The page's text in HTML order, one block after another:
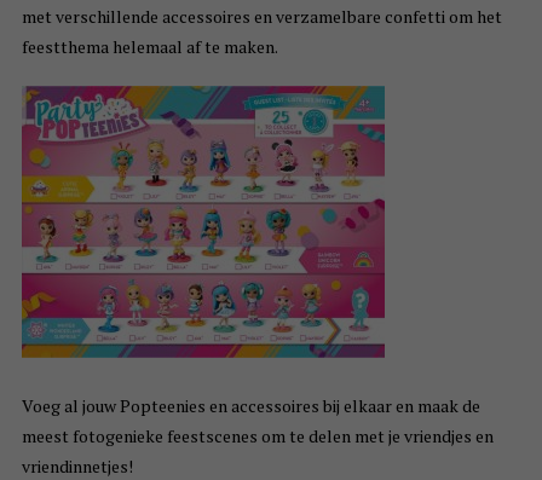
met verschillende accessoires en verzamelbare confetti om het
feestthema helemaal af te maken.
Voeg al jouw Popteenies en accessoires bij elkaar en maak de
meest fotogenieke feestscenes om te delen met je vriendjes en
vriendinnetjes!